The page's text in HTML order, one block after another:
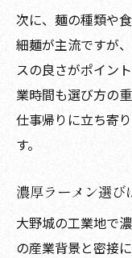
次に、麺の種類や
細麺が主流ですが
スの良さがポイン
業時間も選び方の
仕事帰りに立ち寄
す。
濃厚ラーメン選び
大野城の工業地で
の産業背景と密接